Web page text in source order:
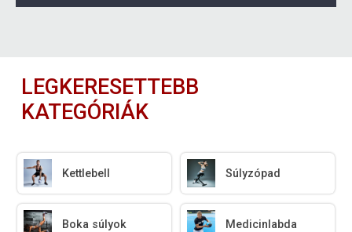
LEGKERESETTEBB
KATEGÓRIÁK
Kettlebell Súlyzópad
Boka súlyok Medicinlabda